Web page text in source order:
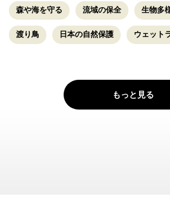
森や海を守る 流域の保全 生物多
渡り鳥 日本の自然保護 ウェット
もっと見る